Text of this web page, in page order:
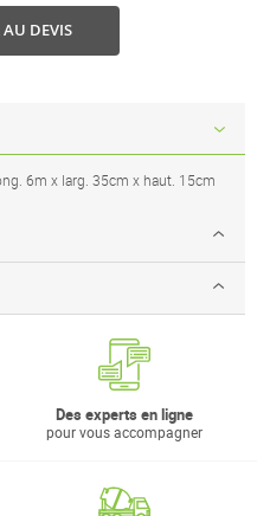
DEVIS
6m x larg. 35cm x haut. 15cm
Des experts en ligne
pour vous accompagner